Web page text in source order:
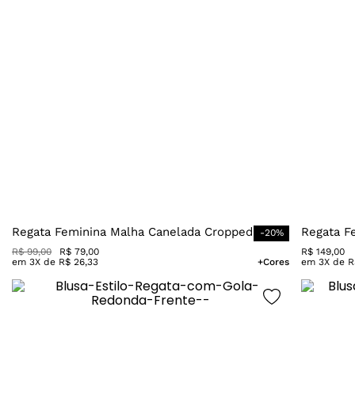
Regata Feminina Malha Canelada Cropped -20%
R$ 99,00 R$ 79,00
em 3X de R$ 26,33 +Cores
Regata
R$ 149,00
em 3X de